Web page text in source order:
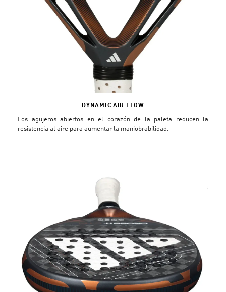
DYNAMIC AIR FLOW
Los agujeros abiertos en el corazón de la paleta reducen la
resistencia al aire para aumentar la maniobrabilidad.